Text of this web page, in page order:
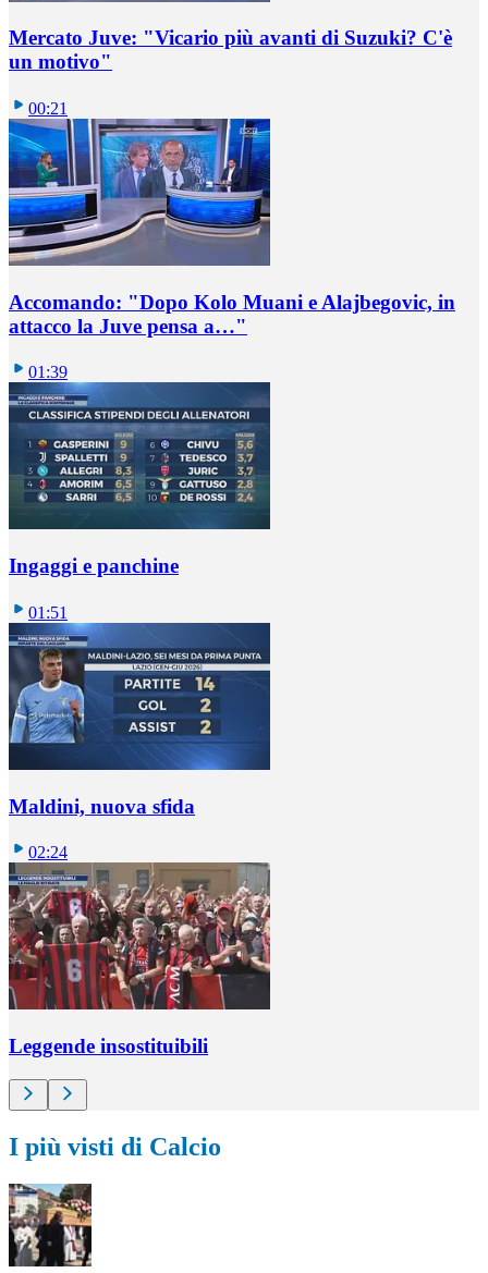
Mercato Juve: "Vicario più avanti di Suzuki? C'è
un motivo"
00:21
Accomando: "Dopo Kolo Muani e Alajbegovic, in
attacco la Juve pensa a…"
01:39
Ingaggi e panchine
01:51
Maldini, nuova sfida
02:24
Leggende insostituibili
I più visti di Calcio